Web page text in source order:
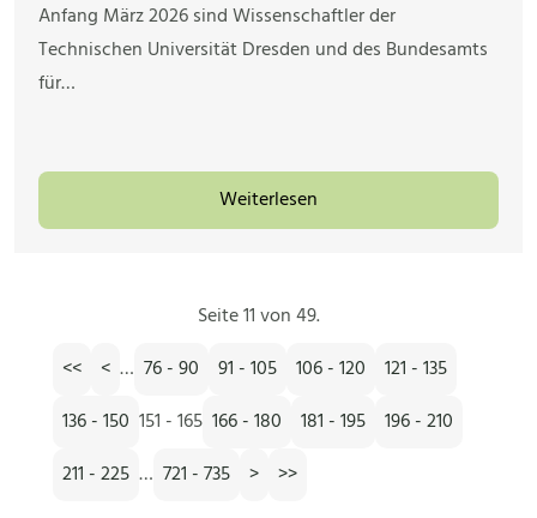
Anfang März 2026 sind Wissenschaftler der
Technischen Universität Dresden und des Bundesamts
für…
Weiterlesen
Seite 11 von 49.
<<
< … 76 - 90 91 - 105 106 - 120
121 - 135
136 - 150 151 - 165 166 - 180 181 - 195
196 - 210
211 - 225 … 721 - 735 > >>